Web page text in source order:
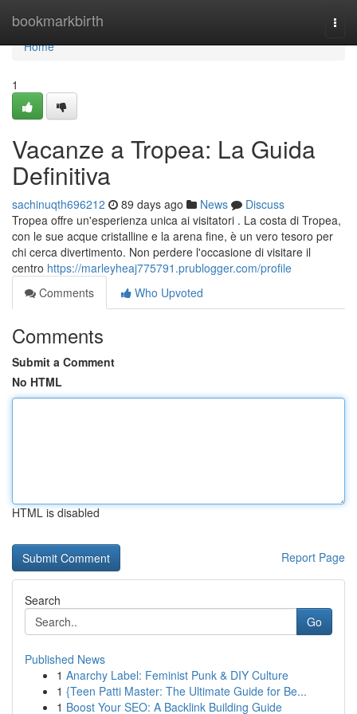
bookmarkbirth
Home
Home
1
Vacanze a Tropea: La Guida
Definitiva
sachinuqth696212 89 days ago News
Discuss
Tropea offre un'esperienza unica ai visitatori . La costa di Tropea,
con le sue acque cristalline e la arena fine, è un vero tesoro per
chi cerca divertimento. Non perdere l'occasione di visitare il
centro https://marleyheaj775791.prublogger.com/profile
Comments
Who Upvoted
Comments
Submit a Comment
No HTML
HTML is disabled
Report Page
Search
Go
Published News
1 Anarchy Label: Feminist Punk & DIY Culture
1 {Teen Patti Master: The Ultimate Guide for Be...
1 Boost Your SEO: A Backlink Building Guide